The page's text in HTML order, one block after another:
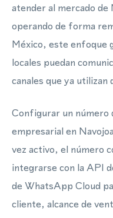
atender al mercado de
operando de forma
México, este enfoque
locales puedan
canales que ya utilizan
Configurar un número
empresarial en
vez activo, el número
integrarse con la API
de WhatsApp Cloud
cliente, alcance de